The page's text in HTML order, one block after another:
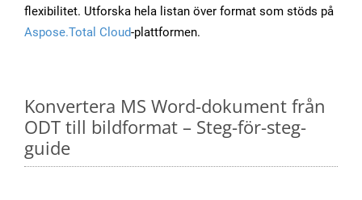
flexibilitet. Utforska hela listan över format som stöds på
Aspose.Total Cloud-plattformen.
Konvertera MS Word-dokument från
ODT till bildformat – Steg-för-steg-
guide